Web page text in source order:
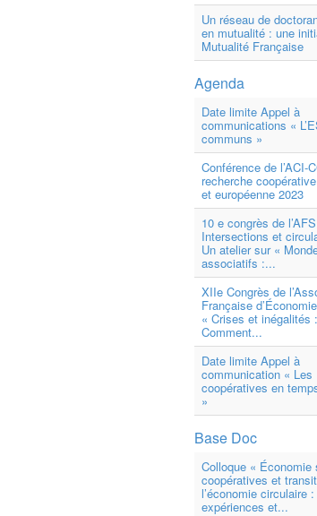
Un réseau de
en mutualité : une
Mutualité Française
Agenda
Date limite Appel à
communications «
communs »
Conférence de l’ACI-
recherche
et européenne 2023
10 e congrès de
Intersections et
Un atelier sur «
associatifs :...
XIIe Congrès de
Française
« Crises et inégalités :
Comment...
Date limite Appel à
communication « Les
coopératives en
»
Base Doc
Colloque « Économie
coopératives et
l’économie circulaire :
expériences et...